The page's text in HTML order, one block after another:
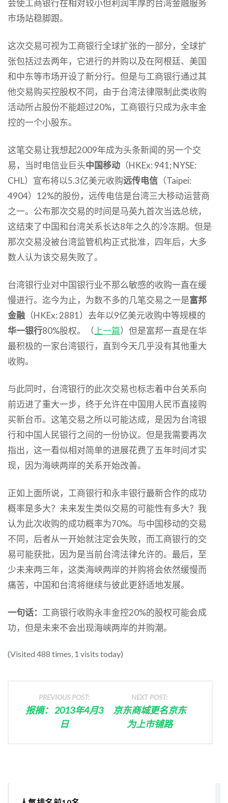
会使工商银行在相对较小但利润丰厚的台湾金融服务
市场站稳脚跟。
这次交易可视为工商银行全球扩张的一部分，全球扩
张包括过去两年，它进行的并购以及在阿根廷、美国
和中东等市场开设了新分行。但是与工商银行通过其
他交易购买控股权不同，由于台湾法律限制此类收购
活动所占股份不能超过20%，工商银行只成为永丰金
控的一个小股东。
这笔交易让我想起2009年成为头条新闻的另一个交
易，当时电信业巨头中国移动 （HKEx: 941; NYSE:
CHL）宣布将以5.3亿美元收购远传电信 （Taipei:
4904）12%的股份，远传电信是台湾三大移动运营商
之一。公布那次交易的时间是马英九首次当选总统，
这结束了中国和台湾关系长达8年之久的冷冻期。但是
那次交易没被台湾监管机构正式批准，四年后，大多
数人认为该交易失败了。
台湾银行业对中国银行业不那么敏感的收购一直在缓
慢进行。迄今为止，为数不多的几笔交易之一是富邦
金融 （HKEx: 2881）去年以9亿美元收购中等规模的
华一银行80%股权。（ 上一篇）但是富邦一直是在华
最积极的一家台湾银行，直到今天几乎没有其他重大
收购。
与此同时，台湾银行的此次交易也标志着中台关系向
前迈进了重大一步，终于允许在中国用人民币直接购
买新台币。这笔交易之所以可能达成，是因为台湾银
行和中国人民银行之间的一份协议。但是我需要再次
指出，这一看似相对简单的进展花费了五年时间才实
现，因为海峡两岸的关系开始改善。
正如上面所说，工商银行和永丰银行最新合作的成功
概率是多大？未来发生类似交易的可能性有多大？我
认为此次收购的成功概率为70%。与中国移动的交易
不同，后者从一开始就注定会失败，而工商银行的交
易可能获批，因为是当前台湾法律允许的。最后，至
少未来两三年，这类海峡两岸的并购将会依然缓慢而
痛苦，中国和台湾将继续与彼此更舒适地发展。
一句话： 工商银行收购永丰金控20%的股权可能会成
功，但是未来不会出现海峡两岸的并购潮。
(Visited 488 times, 1 visits today)
PREVIOUS POST:
报摘： 2013年4月3
日
NEXT POST:
京东商城更名京东
为上市铺路